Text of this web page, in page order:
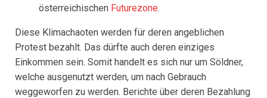
österreichischen Futurezone.
Diese Klimachaoten werden für deren angeblichen
Protest bezahlt. Das dürfte auch deren einziges
Einkommen sein. Somit handelt es sich nur um Söldner,
welche ausgenutzt werden, um nach Gebrauch
weggeworfen zu werden. Berichte über deren Bezahlung